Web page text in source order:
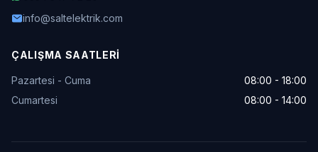
info@saltelektrik.com
ÇALIŞMA SAATLERI
Pazartesi - Cuma
08:00 - 18:00
Cumartesi
08:00 - 14:00